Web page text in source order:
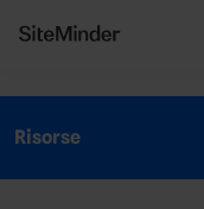
Risorse